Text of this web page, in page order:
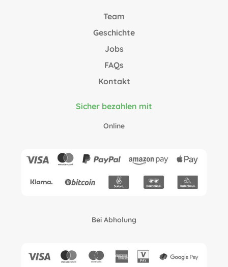
Team
Geschichte
Jobs
FAQs
Kontakt
Sicher bezahlen mit
Online
Bei Abholung